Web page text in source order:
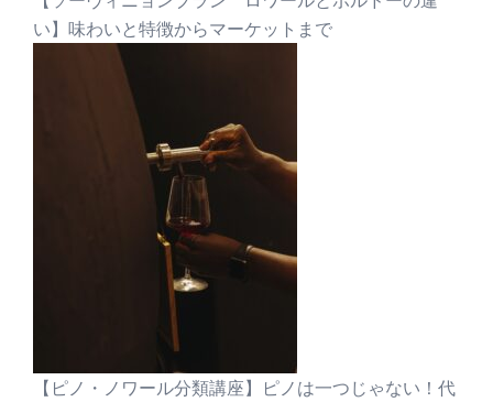
い】味わいと特徴からマーケットまで
【ピノ・ノワール分類講座】ピノは一つじゃない！代